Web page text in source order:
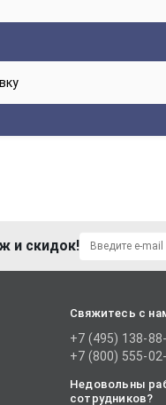
и скидок!
Свяжитесь с
+7 (495) 138-
+7 (800) 555-
Недовольны
сотрудников?